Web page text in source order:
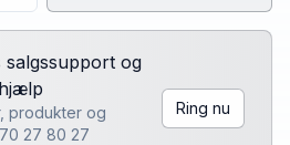
salgssupport og
produkter og
27 80 27
Ring nu